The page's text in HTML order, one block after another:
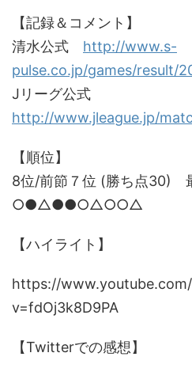
【記録＆コメント】
清水公式 http://www.s-
pulse.co.jp/games/result/
Jリーグ公式
http://www.jleague.jp/
【順位】
8位/前節７位 (勝ち点30)
○●△●●○△○○△
【ハイライト】
https://
v=fdOj3k8D9PA
【Twitterでの感想】